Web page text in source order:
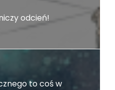
odcień!
to coś w